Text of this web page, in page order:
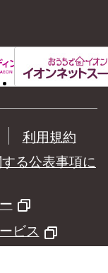
利用規約
る公表事項に
ビス